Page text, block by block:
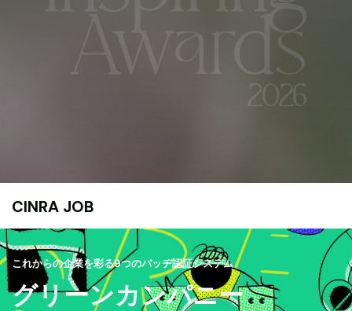
CINRA JOB
これからの企業を彩る9つのバッヂ認証システム
グリーンカンパニー